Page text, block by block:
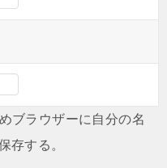
ブラウザーに自分の名
存する。